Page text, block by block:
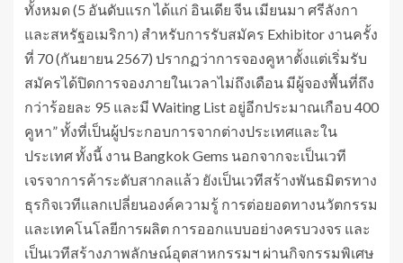
ทั้งหมด (5 อันดับแรก ได้แก่ อินเดีย จีน เมียนมา ศรีลังกา
และสหรัฐอเมริกา) สำหรับการรับสมัคร Exhibitor งานครั้ง
ที่ 70 (กันยายน 2567) ปรากฏว่าการจองคูหาตั้งแต่เริ่มรับ
สมัครได้ปิดการจองภายในเวลาไม่ถึงเดือน มีผู้จองพื้นที่ถึง
กว่าร้อยละ 95 และมี Waiting List อยู่อีกประมาณเกือบ 400
คูหา” ทั้งที่เป็นผู้ประกอบการจากต่างประเทศและใน
ประเทศ ทั้งนี้ งาน Bangkok Gems นอกจากจะเป็นเวที
เจรจาการค้าระดับสากลแล้ว ยังเป็นเวทีสร้างพันธมิตรทาง
ธุรกิจเวทีแลกเปลี่ยนองค์ความรู้ การต่อยอดทางนวัตกรรม
และเทคโนโลยีการผลิต การออกแบบอย่างครบวงจร และ
เป็นเวทีสร้างภาพลักษณ์อุตสาหกรรมฯ ผ่านกิจกรรมพิเศษ